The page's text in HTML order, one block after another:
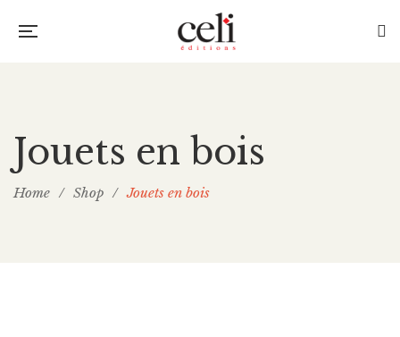
Jouets en bois
Home / Shop / Jouets en bois